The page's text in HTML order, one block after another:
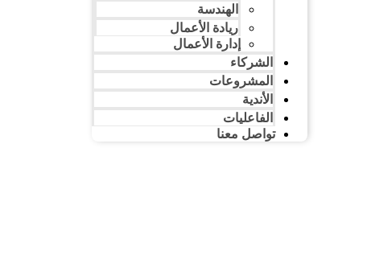
الهندسة
ريادة الأعمال​
إدارة الأعمال​
الشركاء
المشروعات
الأندية
الفاعليات
تواصل معنا